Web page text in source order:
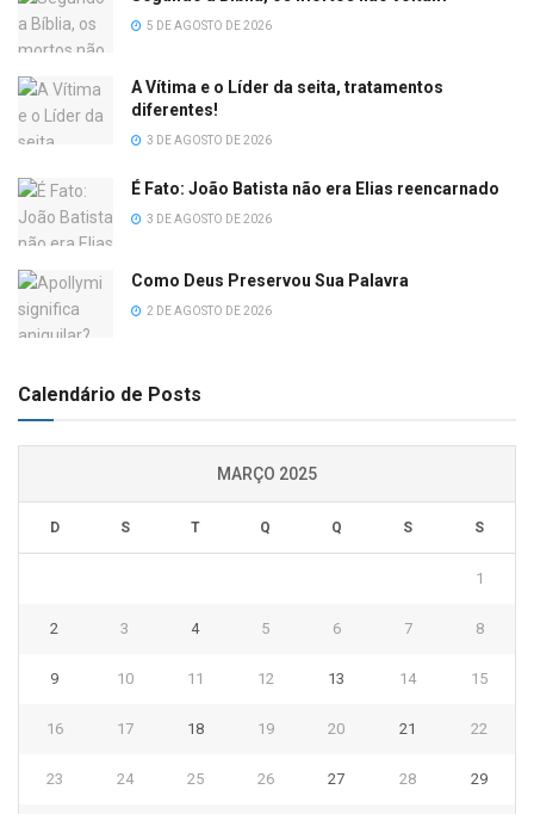
5 DE AGOSTO DE 2026
A Vítima e o Líder da seita, tratamentos
diferentes!
3 DE AGOSTO DE 2026
É Fato: João Batista não era Elias reencarnado
3 DE AGOSTO DE 2026
Como Deus Preservou Sua Palavra
2 DE AGOSTO DE 2026
Calendário de Posts
MARÇO 2025
D S T Q Q S S
1
2 3 4 5 6 7 8
9 10 11 12 13 14 15
16 17 18 19 20 21 22
23 24 25 26 27 28 29